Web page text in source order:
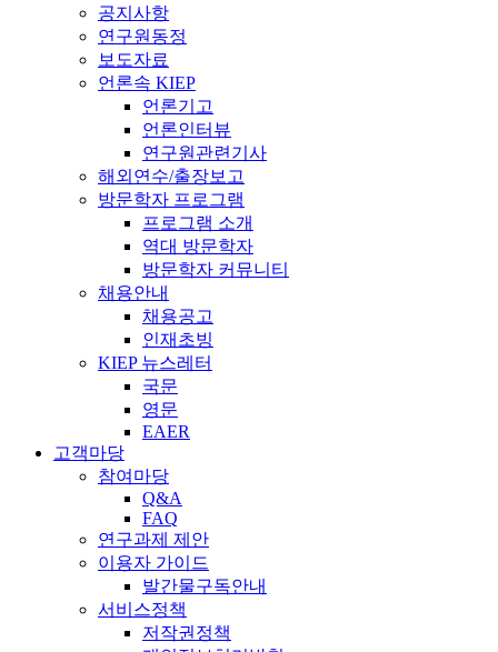
공지사항
연구원동정
보도자료
언론속 KIEP
언론기고
언론인터뷰
연구원관련기사
해외연수/출장보고
방문학자 프로그램
프로그램 소개
역대 방문학자
방문학자 커뮤니티
채용안내
채용공고
인재초빙
KIEP 뉴스레터
국문
영문
EAER
고객마당
참여마당
Q&A
FAQ
연구과제 제안
이용자 가이드
발간물구독안내
서비스정책
저작권정책